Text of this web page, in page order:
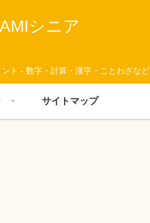
シニア
ト - 数字・計算・漢字・ことわざなど
サイトマップ